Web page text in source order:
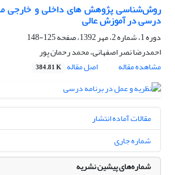
روش‌شناسی پژوهش‏ های داخلی و خارجی
درسی در آموزش عالی
دوره 1، شماره 2، مهر 1392، صفحه
125-148
احمدرضا نصر اصفهانی، محمد رحمان پور
مشاهده مقاله
اصل مقاله 384.81 K
مقالات آماده انتشار
شماره جاری
شماره‌های پیشین نشریه